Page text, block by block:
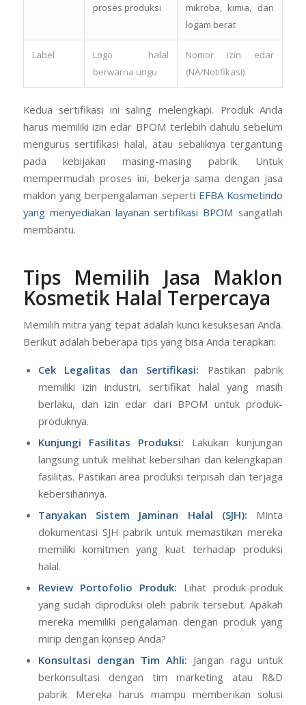
proses produksi
mikroba, kimia, dan
logam berat
Label
Logo halal
berwarna ungu
Nomor izin edar
(NA/Notifikasi)
Kedua sertifikasi ini saling melengkapi. Produk Anda
harus memiliki izin edar BPOM terlebih dahulu sebelum
mengurus sertifikasi halal, atau sebaliknya tergantung
pada kebijakan masing-masing pabrik. Untuk
mempermudah proses ini, bekerja sama dengan jasa
maklon yang berpengalaman seperti EFBA Kosmetindo
yang menyediakan layanan sertifikasi BPOM sangatlah
membantu.
Tips Memilih Jasa Maklon
Kosmetik Halal Terpercaya
Memilih mitra yang tepat adalah kunci kesuksesan Anda.
Berikut adalah beberapa tips yang bisa Anda terapkan:
Cek Legalitas dan Sertifikasi: Pastikan pabrik
memiliki izin industri, sertifikat halal yang masih
berlaku, dan izin edar dari BPOM untuk produk-
produknya.
Kunjungi Fasilitas Produksi: Lakukan kunjungan
langsung untuk melihat kebersihan dan kelengkapan
fasilitas. Pastikan area produksi terpisah dan terjaga
kebersihannya.
Tanyakan Sistem Jaminan Halal (SJH): Minta
dokumentasi SJH pabrik untuk memastikan mereka
memiliki komitmen yang kuat terhadap produksi
halal.
Review Portofolio Produk: Lihat produk-produk
yang sudah diproduksi oleh pabrik tersebut. Apakah
mereka memiliki pengalaman dengan produk yang
mirip dengan konsep Anda?
Konsultasi dengan Tim Ahli: Jangan ragu untuk
berkonsultasi dengan tim marketing atau R&D
pabrik. Mereka harus mampu memberikan solusi